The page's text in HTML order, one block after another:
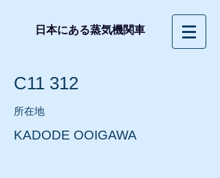
日本にある蒸気機関車
C11 312
所在地
KADODE OOIGAWA